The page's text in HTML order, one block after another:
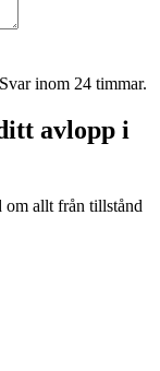
inom 24 timmar.
avlopp i
allt från tillstånd